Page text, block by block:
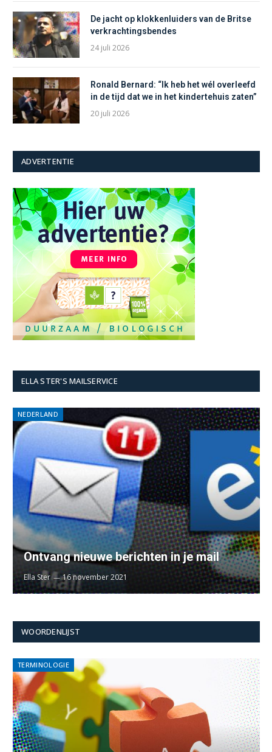
De jacht op klokkenluiders van de Britse
verkrachtingsbendes
24 juli 2026
Ronald Bernard: “Ik heb het wél overleefd
in de tijd dat we in het kindertehuis zaten”
20 juli 2026
ADVERTENTIE
ELLA STER'S MAILSERVICE
NEDERLAND
Ontvang nieuwe berichten in je mail
Ella Ster 16 november 2021
WOORDENLIJST
TERMINOLOGIE